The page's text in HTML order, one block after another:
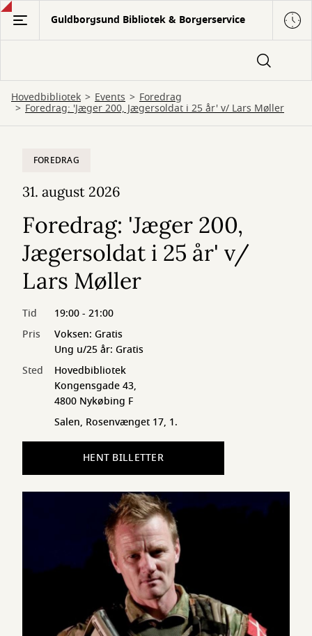
Gå
hovedindhold
Guldborgsund Bibliotek & Borgerservice
Hovedbibliotek Events Foredrag
Foredrag: 'Jæger 200, Jægersoldat i 25 år' v/ Lars Møller
FOREDRAG
31. august 2026
Foredrag: 'Jæger 200,
Jægersoldat i 25 år' v/
Lars Møller
Tid
19:00 - 21:00
Pris
Voksen: Gratis
Ung u/25 år: Gratis
Sted
Hovedbibliotek
Kongensgade 43,
4800 Nykøbing F
Salen, Rosenvænget 17, 1.
HENT BILLETTER